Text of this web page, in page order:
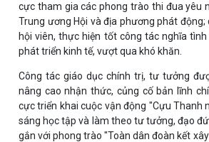
cực tham gia các phong trào thi đua yêu
Trung ương Hội và địa phương phát
hội viên, thực hiện tốt công tác nghĩa
phát triển kinh tế, vượt qua khó khăn.
Công tác giáo dục chính trị, tư tưởng
nâng cao nhận thức, củng cố bản lĩnh
cực triển khai cuộc vận động "Cựu Thanh
sáng học tập và làm theo tư tưởng, đạo
gắn với phong trào "Toàn dân đoàn kết